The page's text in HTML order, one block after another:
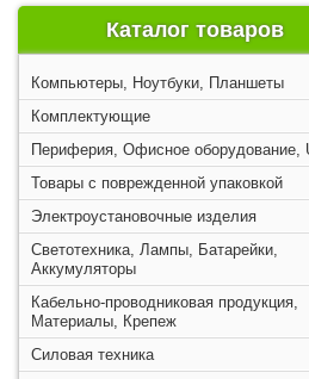
Каталог товаров
Компьютеры, Ноутбуки, Планшеты
Комплектующие
Периферия, Офисное оборудование,
Товары с поврежденной упаковкой
Электроустановочные изделия
Светотехника, Лампы, Батарейки,
Аккумуляторы
Кабельно-проводниковая продукция,
Материалы, Крепеж
Силовая техника